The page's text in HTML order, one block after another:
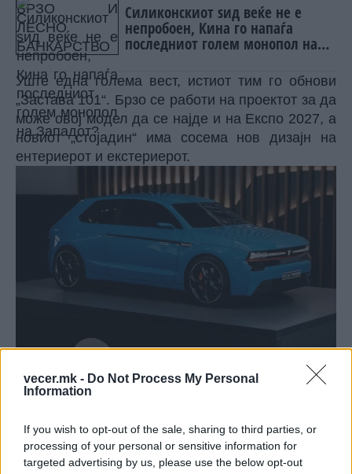
vecer.mk - Do Not Process My Personal
Information
If you wish to opt-out of the sale, sharing to third parties, or
processing of your personal or sensitive information for
targeted advertising by us, please use the below opt-out
Силиконскиот ѕид веќе не е
непробоен, Кина го напаѓа
последниот голем монопол на
Западот?
Уште една голема вест, истиот тим го обнови
„Застава 101“. Брзо се работи на проектот за да
може овој модел да се најде и на Експо 2027, а
новиот „стојадин“ има сосема нов дизајн на
ентериерот и екстериерот.
Засега, овој тим бара фабрика што ќе ги
произведува овие модели, а се споменува и
за склопување автомобили и каде што беше
многу успешна во производството.
Рецептот е јасен нов „ас“, како што популарно